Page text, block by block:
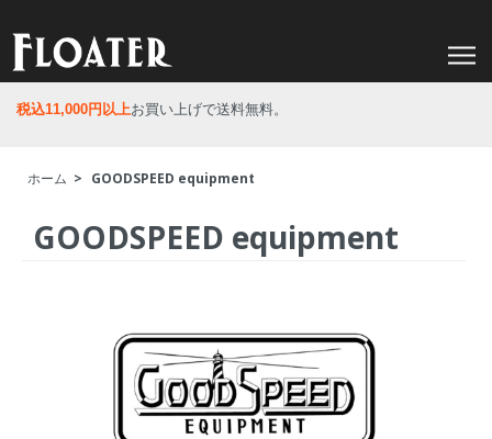
税込11,000円以上お買い上げで送料無料。
ホーム > GOODSPEED equipment
GOODSPEED equipment